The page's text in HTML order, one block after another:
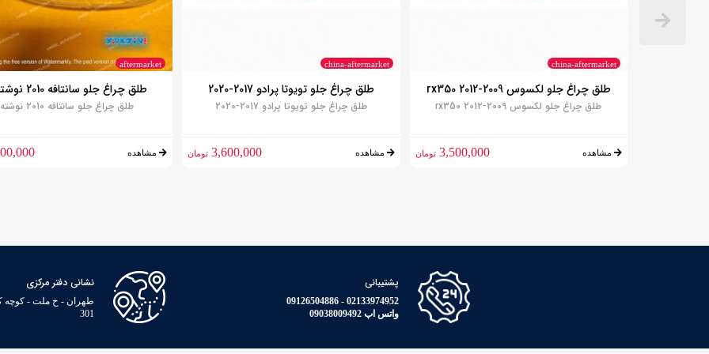
china-aftermarket
طلق چراغ جلو لکسوس 2009-2012 rx350
طلق چراغ جلو لکسوس 2009-2012 rx350
مشاهده 3,500,000 تومان
china-aftermarket
طلق چراغ جلو تویوتا پرادو 2017-2020
طلق چراغ جلو تویوتا پرادو 2017-2020
مشاهده 3,600,000 تومان
aftermarket
طلق چراغ جلو سانتافه 2010 نوشته دار
طلق چراغ جلو سانتافه 2010 نوشته...
مشاهده
پشتیبانی
02133974952 - 09126504886
واتس اپ 09038009492
نشانی دفتر مرکزی
301